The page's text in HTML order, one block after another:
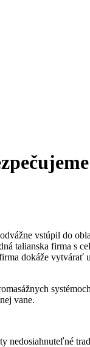
vstúpil do
talianska firma s
dokáže
vane.